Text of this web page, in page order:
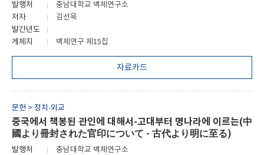
발행처
충남대학교 백제연구소
저자
김선욱
발간년도
게제지
백제연구 제15집
자료카드
문헌 > 정치·외교
중국에서 책봉된 관인에 대해서-고대부터 명나라에 이르는(中
國より冊封された官印について - 古代より明に至る)
발행처
충남대학교 백제연구소